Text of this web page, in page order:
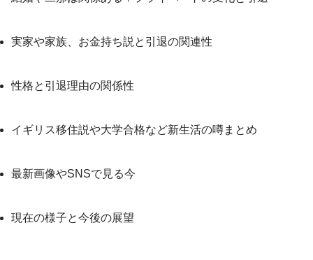
実家や家族、お金持ち説と引退の関連性
性格と引退理由の関係性
イギリス移住説や大学合格など新生活の噂まとめ
最新画像やSNSで見る今
現在の様子と今後の展望